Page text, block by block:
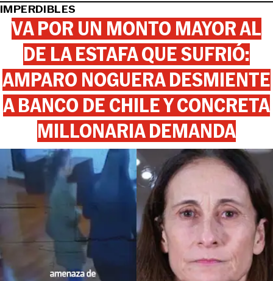
IMPERDIBLES
VA POR UN MONTO MAYOR AL
DE LA ESTAFA QUE SUFRIÓ:
AMPARO NOGUERA DESMIENTE
A BANCO DE CHILE Y CONCRETA
MILLONARIA DEMANDA